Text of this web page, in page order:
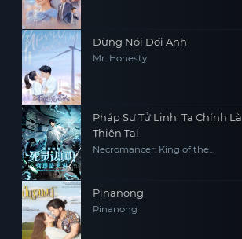
Đừng Nói Dối Anh
Mr. Honesty
Pháp Sư Tử Linh: Ta Chính Là
Thiên Tai
Necromancer: King of the
Pinanong
Pinanong